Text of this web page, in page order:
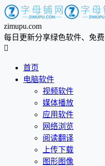
zimupu.com
每日更新分享绿色软件、免费

首页
电脑软件
视频软件
媒体播放
应用软件
网络浏览
阅读翻译
上传下载
图形图像